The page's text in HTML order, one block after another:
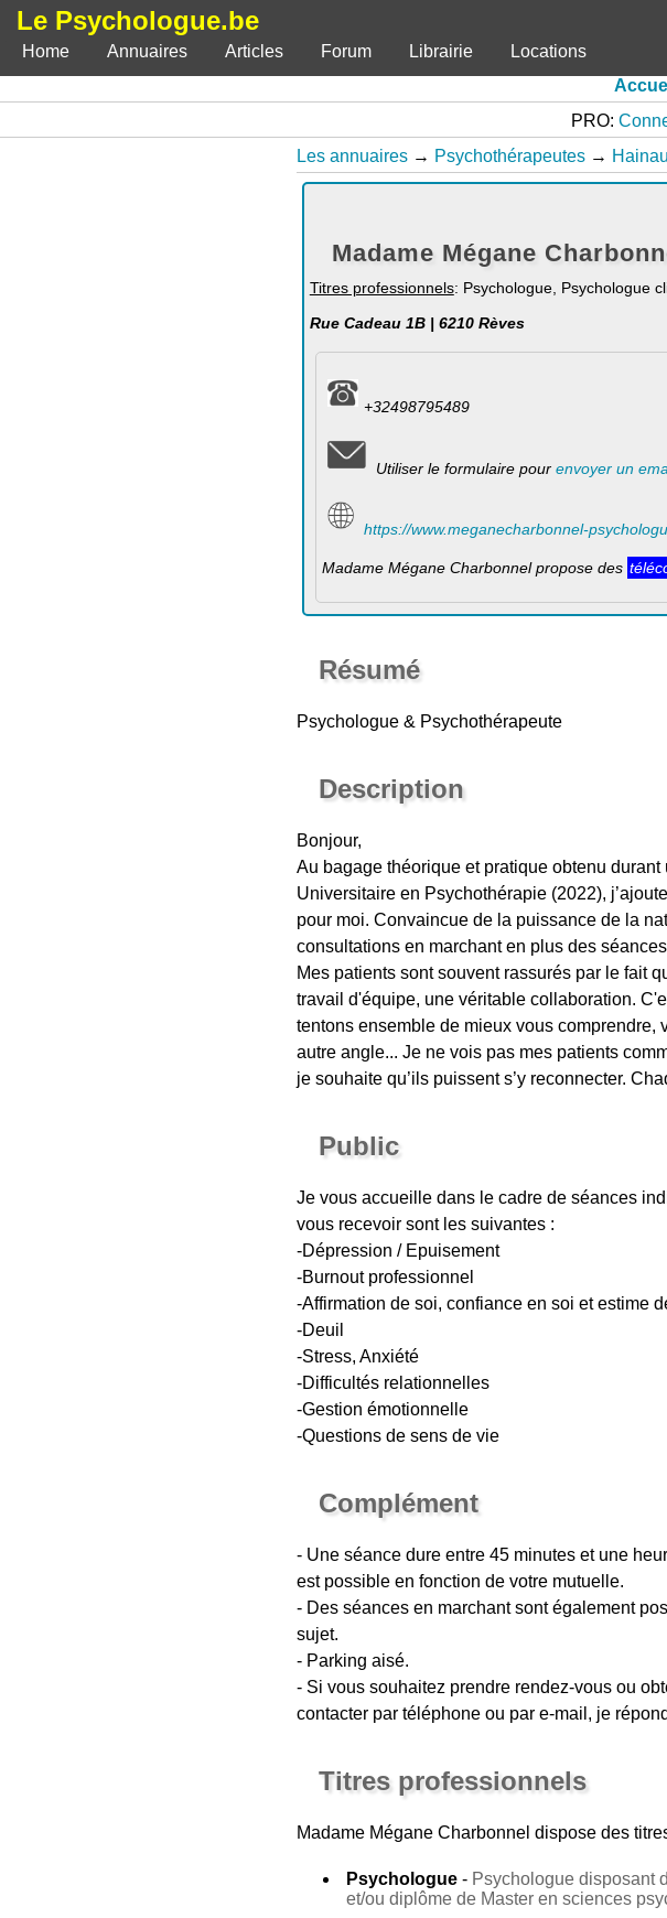
Le Psychologue.be
Home
Annuaires Articles Forum Librairie
Locations
PRO:
Les annuaires → Psychothérapeutes →
Madame Mégane
Titres professionnels: Psychologue, Psychologue
Rue Cadeau 1B | 6210 Rèves
+32498795489
Utiliser le formulaire pourenvoyer un
https://www.meganecharbonnel-
Madame Mégane Charbonnel propose des
Résumé
Psychologue & Psychothérapeute
Description
Bonjour,
Au bagage théorique et pratique obtenu
Universitaire en Psychothérapie (2022),
pour moi. Convaincue de la puissance de la
consultations en marchant en plus des
Mes patients sont souvent rassurés par le fait
travail d'équipe, une véritable collaboration.
tentons ensemble de mieux vous comprendre,
autre angle... Je ne vois pas mes patients
je souhaite qu’ils puissent s’y reconnecter.
Public
Je vous accueille dans le cadre de séances
vous recevoir sont les suivantes :
-Dépression / Epuisement
-Burnout professionnel
-Affirmation de soi, confiance en soi et estime
-Deuil
-Stress, Anxiété
-Difficultés relationnelles
-Gestion émotionnelle
-Questions de sens de vie
Complément
- Une séance dure entre 45 minutes et une
est possible en fonction de votre mutuelle.
- Des séances en marchant sont également
sujet.
- Parking aisé.
- Si vous souhaitez prendre rendez-vous ou
contacter par téléphone ou par e-mail, je
Titres professionnels
Madame Mégane Charbonnel dispose des
Psychologue- Psychologue disposant
et/ou diplôme de Master en sciences